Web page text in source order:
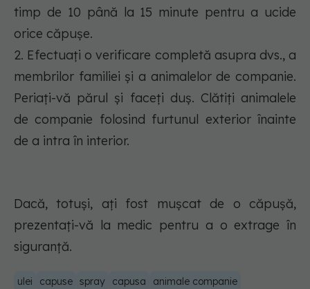
timp de 10 până la 15 minute pentru a ucide
orice căpușe.
2. Efectuați o verificare completă asupra dvs., a
membrilor familiei și a animalelor de companie.
Periați-vă părul și faceți duș. Clătiți animalele
de companie folosind furtunul exterior înainte
de a intra în interior.
Dacă, totuși, ați fost mușcat de o căpușă,
prezentați-vă la medic pentru a o extrage în
siguranță.
ulei capuse spray capusa
animale companie